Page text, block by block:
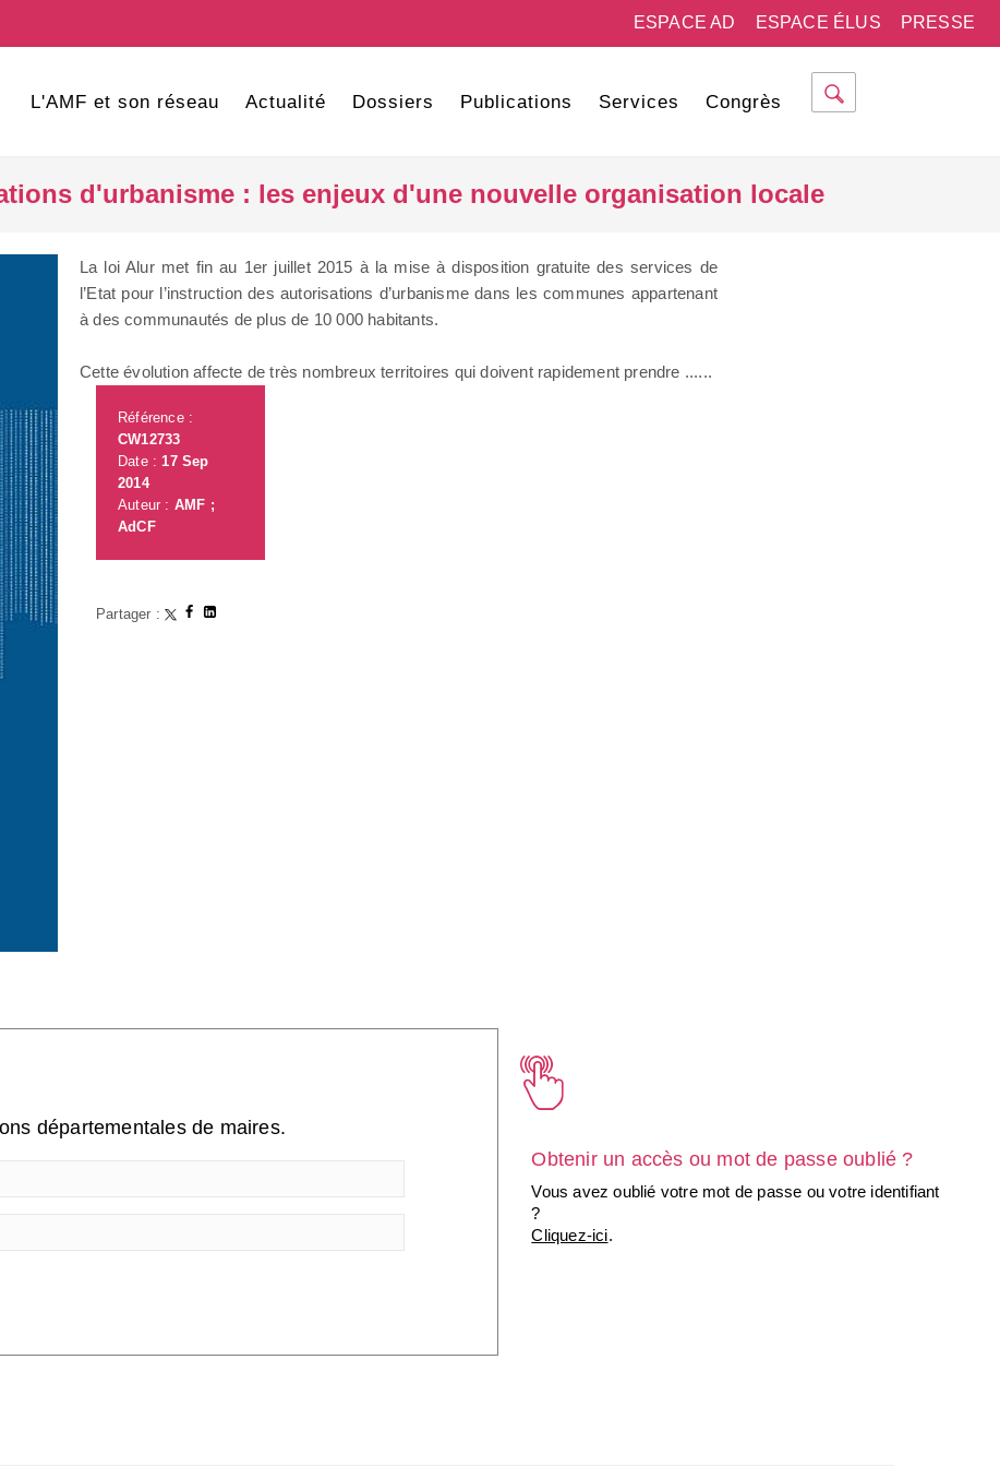
PRESSE
ESPACE ÉLUS
ESPACE AD
L'AMF et son réseau Actualité Dossiers Publications Services Congrès
d'urbanisme : les enjeux d'une nouvelle organisation locale
La loi Alur met fin au 1er juillet 2015 à la mise à disposition gratuite des services de
l’Etat pour l’instruction des autorisations d’urbanisme dans les communes appartenant
à des communautés de plus de 10 000 habitants.
Cette évolution affecte de très nombreux territoires qui doivent rapidement prendre ......
Référence :
CW12733
Date :17 Sep
2014
Auteur : AMF ;
AdCF
Partager :
départementales de maires.
Obtenir un accès ou mot de passe oublié ?
Vous avez oublié votre mot de passe ou votre identifiant
?
Cliquez-ici.